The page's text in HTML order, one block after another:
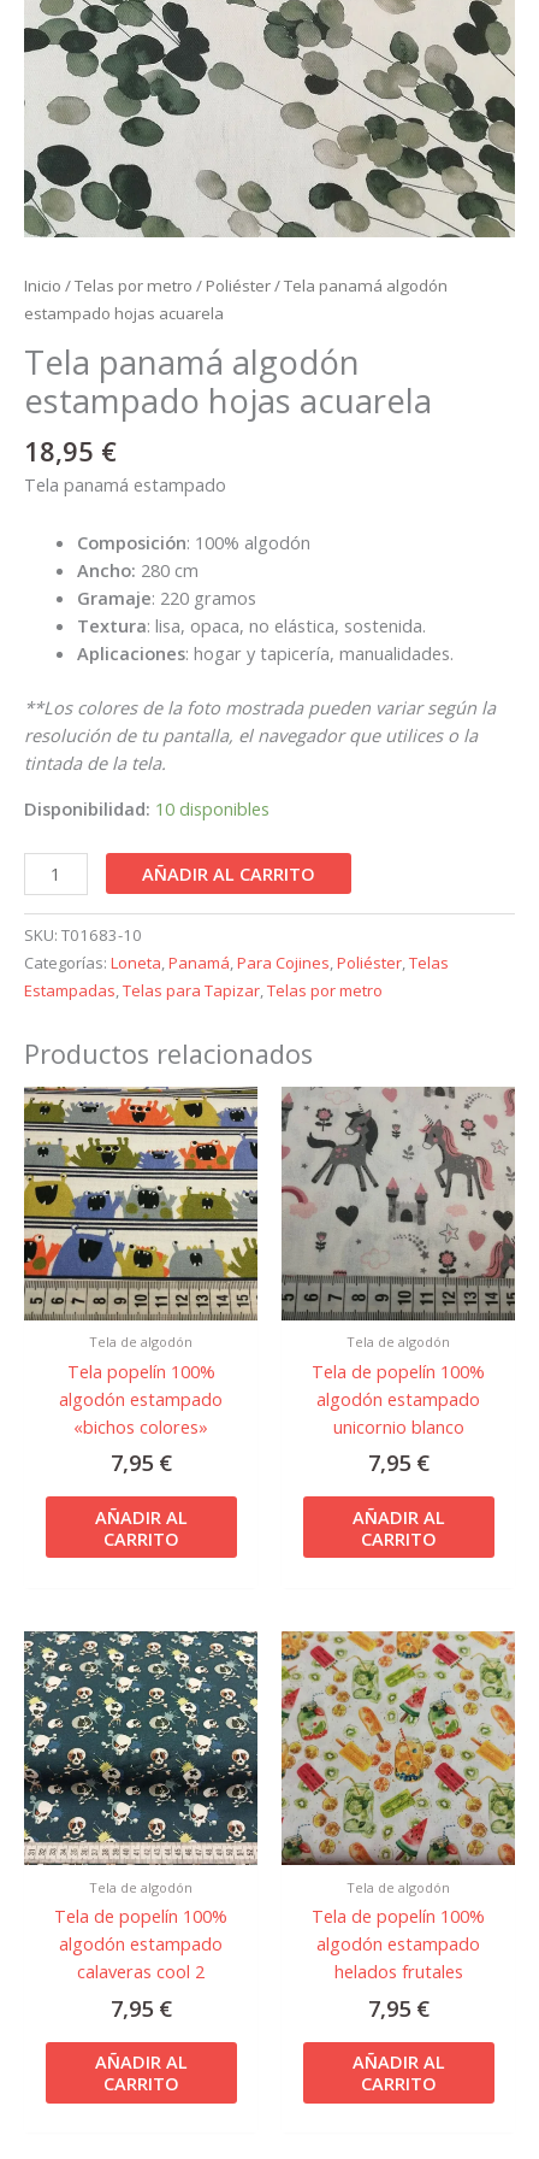
Inicio /Telas por metro / Poliéster/ Tela panamá algodón
estampado hojas acuarela
Tela panamá algodón
estampado hojas acuarela
18,95 €
Tela panamá estampado
Composición: 100% algodón
Ancho: 280 cm
Gramaje: 220 gramos
Textura: lisa, opaca, no elástica, sostenida.
Aplicaciones: hogar y tapicería, manualidades.
**Los colores de la foto mostrada pueden variar según la
resolución de tu pantalla, el navegador que utilices o la
tintada de la tela.
Disponibilidad: 10 disponibles
AÑADIR AL CARRITO
SKU: T01683-10
Categorías: Loneta,Panamá,Para Cojines,Poliéster,Telas
Estampadas,Telas para Tapizar,Telas por metro
Productos relacionados
Tela de algodón
Tela popelín 100%
algodón estampado
«bichos colores»
7,95 €
AÑADIR AL
CARRITO
Tela de algodón
Tela de popelín 100%
algodón estampado
unicornio blanco
7,95 €
AÑADIR AL
CARRITO
Tela de algodón
Tela de popelín 100%
algodón estampado
calaveras cool 2
7,95 €
AÑADIR AL
CARRITO
Tela de algodón
Tela de popelín 100%
algodón estampado
helados frutales
7,95 €
AÑADIR AL
CARRITO